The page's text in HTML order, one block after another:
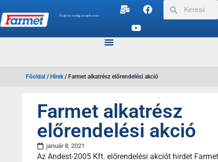
Főoldal/Hírek/Farmet alkatrész előrendelési akció
Farmet alkatrész
előrendelési akció
január 8, 2021
Az Andest-2005 Kft. előrendelési akciót hirdet